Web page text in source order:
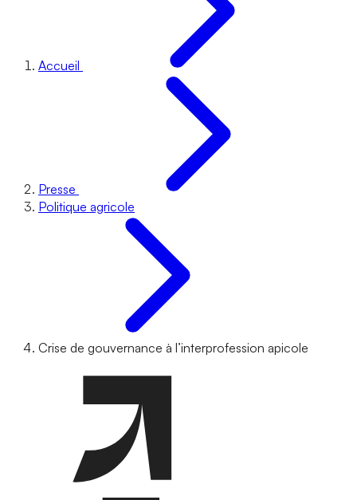
Accueil
Presse
Politique agricole
Crise de gouvernance à l’interprofession apicole